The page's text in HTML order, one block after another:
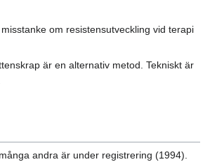
om resistensutveckling vid terapi
är en alternativ metod. Tekniskt är
andra är under registrering (1994).